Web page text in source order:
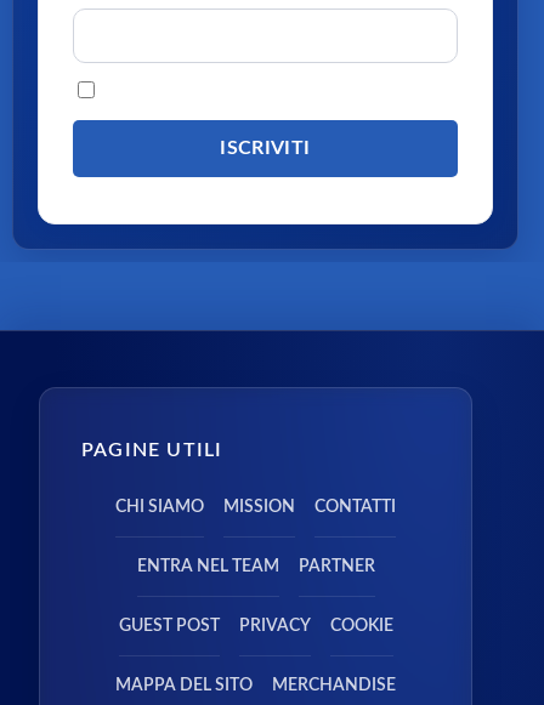
PAGINE UTILI
CHI SIAMO MISSION CONTATTI
ENTRA NEL TEAM PARTNER
GUEST POST PRIVACY COOKIE
MAPPA DEL SITO MERCHANDISE